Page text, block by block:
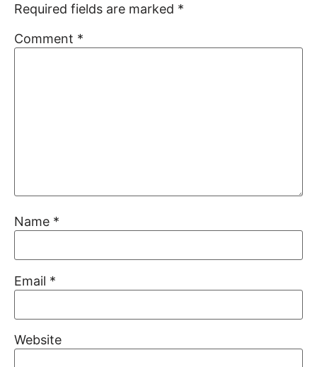
Required fields are marked *
Comment *
Name *
Email *
Website